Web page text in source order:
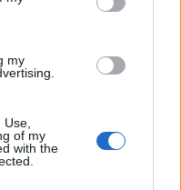
my
of my
with the